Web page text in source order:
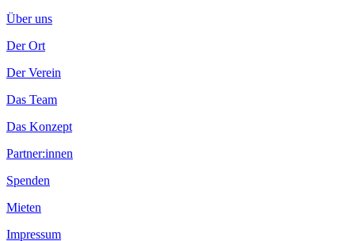
Über uns
Der Ort
Der Verein
Das Team
Das Konzept
Partner:innen
Spenden
Mieten
Impressum